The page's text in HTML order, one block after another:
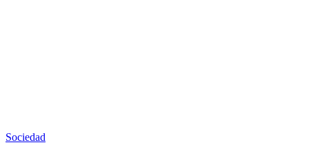
Sociedad